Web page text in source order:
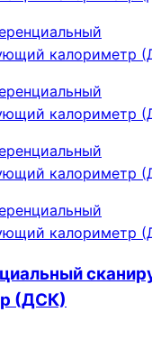
(ДСК)